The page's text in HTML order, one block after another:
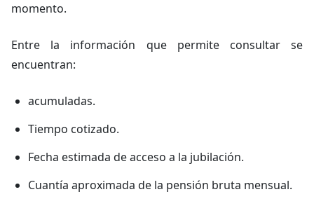
momento.
Entre la información que permite consultar se
encuentran:
acumuladas.
Tiempo cotizado.
Fecha estimada de acceso a la jubilación.
Cuantía aproximada de la pensión bruta mensual.